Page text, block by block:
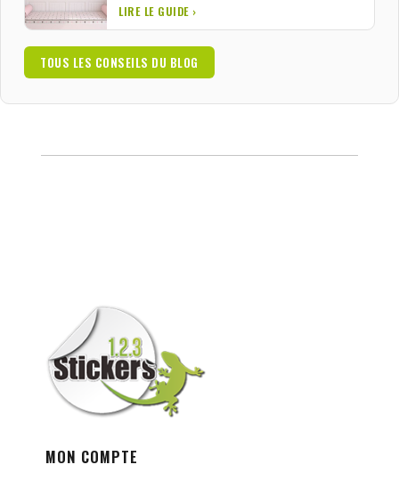
LIRE LE GUIDE ›
TOUS LES CONSEILS DU BLOG
MON COMPTE